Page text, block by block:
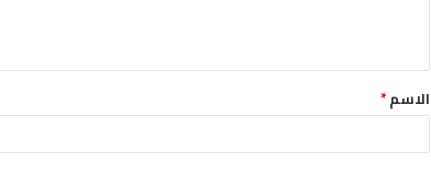
ق
*الاسم*